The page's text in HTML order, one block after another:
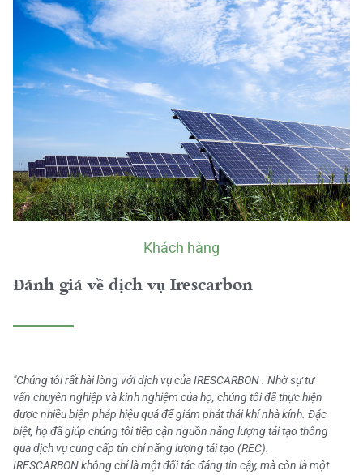
Khách hàng
Đánh giá về dịch vụ Irescarbon
"Chúng tôi rất hài lòng với dịch vụ của IRESCARBON . Nhờ sự tư
vấn chuyên nghiệp và kinh nghiệm của họ, chúng tôi đã thực hiện
được nhiều biện pháp hiệu quả để giảm phát thải khí nhà kính. Đặc
biệt, họ đã giúp chúng tôi tiếp cận nguồn năng lượng tái tạo thông
qua dịch vụ cung cấp tín chỉ năng lượng tái tạo (REC).
IRESCARBON không chỉ là một đối tác đáng tin cậy, mà còn là một